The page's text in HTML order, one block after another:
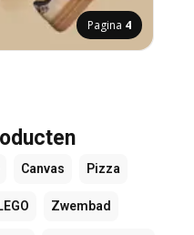
Pagina 4
Canvas Pizza
Zwembad